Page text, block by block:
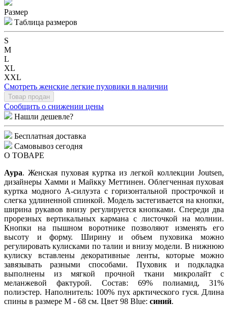
Размер
Таблица размеров
S
M
L
XL
XXL
Смотреть женские легкие пуховики в наличии
Товар продан
Сообщить о снижении цены
Нашли дешевле?
Бесплатная доставка
Самовывоз сегодня
О ТОВАРЕ
Аура. Женская пуховая куртка из легкой коллекции Joutsen,
дизайнеры Хамми и Майкку Меттинен. Облегченная пуховая
куртка модного А-силуэта с горизонтальной прострочкой и
слегка удлиненной спинкой. Модель застегивается на кнопки,
ширина рукавов внизу регулируется кнопками. Спереди два
прорезных вертикальных кармана с листочкой на молнии.
Кнопки на пышном воротнике позволяют изменять его
высоту и форму. Ширину и объем пуховика можно
регулировать кулисками по талии и внизу модели. В нижнюю
кулиску вставлены декоративные ленты, которые можно
завязывать разными способами. Пуховик и подкладка
выполнены из мягкой прочной ткани микролайт с
меланжевой фактурой. Состав: 69% полиамид, 31%
полиэстер. Наполнитель: 100% пух арктического гуся. Длина
спины в размере М - 68 см. Цвет 98 Blue: синий.